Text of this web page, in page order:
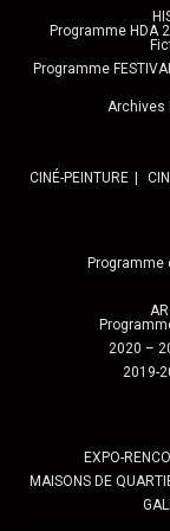
Programme HDA
Programme
Archives
CINÉ-PEINTURE
Programme
2020 –
2019-
EXPO-
MAISONS DE